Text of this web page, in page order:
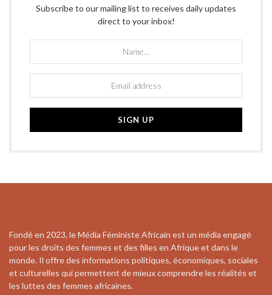
Subscribe to our mailing list to receives daily updates
direct to your inbox!
Fondé en 2023, le Média Féministe Africain est un média engagé
pour les droits des femmes et des filles en Afrique et dans le
monde. Il offre des informations politiques, économiques, sociales
et culturelles qui permettent de mieux comprendre les réalités et
les luttes des femmes africaines.